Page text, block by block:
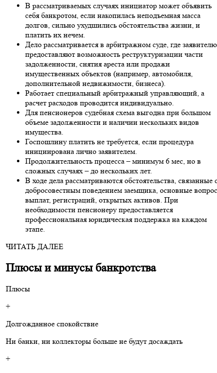
В рассматриваемых случаях инициатор может объявить
себя банкротом, если накопилась неподъемная масса
долгов, сильно ухудшились обстоятельства жизни, и
платить их нечем.
Дело рассматривается в арбитражном суде, где заявителю
предоставляют возможность реструктуризации части
задолженности, снятия ареста или продажи
имущественных объектов (например, автомобиля,
дополнительной недвижимости, бизнеса).
Работает специальный арбитражный управляющий, а
расчет расходов проводится индивидуально.
Для пенсионеров судебная схема выгодна при большом
объеме задолженности и наличии нескольких видов
имущества.
Госпошлину платить не требуется, если процедура
инициирована лично заявителем.
Продолжительность процесса – минимум 6 мес, но в
сложных случаях – до нескольких лет.
В ходе дела рассматриваются обстоятельства, связанные
добросовестным поведением заемщика, основные
выплат, регистраций, открытых активов. При
необходимости пенсионеру предоставляется
профессиональная юридическая поддержка на каждом
этапе.
ЧИТАТЬ ДАЛЕЕ
Плюсы и минусы банкротства
Плюсы
+
Долгожданное спокойствие
Ни банки, ни коллекторы больше не будут досаждать
+